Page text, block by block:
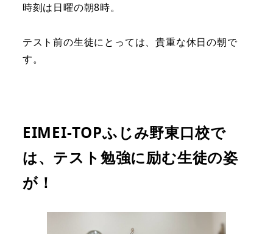
時刻は日曜の朝8時。
テスト前の生徒にとっては、貴重な休日の朝で
す。
EIMEI-TOPふじみ野東口校で
は、テスト勉強に励む生徒の姿
が！